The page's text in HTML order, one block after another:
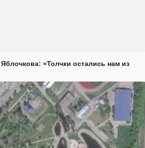
«Толчки остались нам из